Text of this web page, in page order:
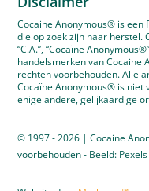
Cocaine Anonymous® is een
die op zoek zijn naar herstel.
“C.A.”, “Cocaïne
handelsmerken van Cocaine
rechten voorbehouden. Alle
Cocaïne Anonymous® is niet
enige andere, gelijkaardige
© 1997 - 2026 | Cocaine
voorbehouden - Beeld: